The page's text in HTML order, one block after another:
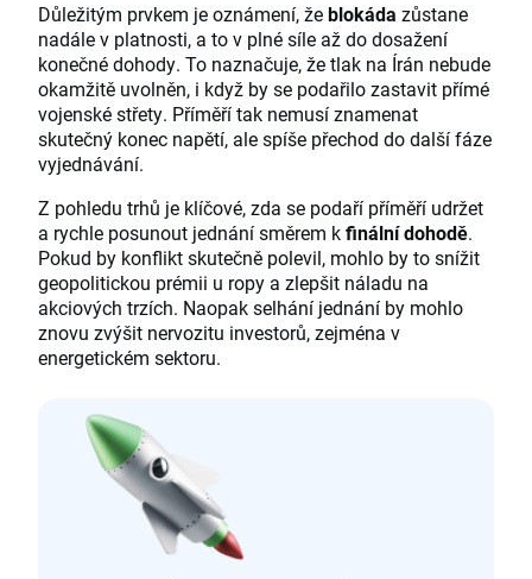
Důležitým prvkem je oznámení, žeblokáda zůstane
nadále v platnosti, a to v plné síle až do dosažení
konečné dohody. To naznačuje, že tlak na Írán nebude
okamžitě uvolněn, i když by se podařilo zastavit přímé
vojenské střety. Příměří tak nemusí znamenat
skutečný konec napětí, ale spíše přechod do další fáze
vyjednávání.
Z pohledu trhů je klíčové, zda se podaří příměří udržet
a rychle posunout jednání směrem kfinální dohodě.
Pokud by konflikt skutečně polevil, mohlo by to snížit
geopolitickou prémii u ropy a zlepšit náladu na
akciových trzích. Naopak selhání jednání by mohlo
znovu zvýšit nervozitu investorů, zejména v
energetickém sektoru.